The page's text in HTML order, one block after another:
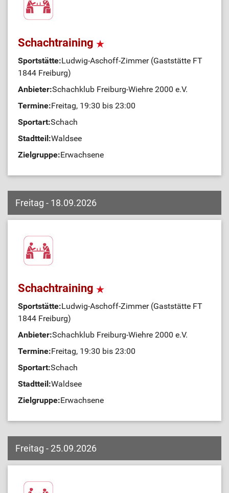
Schachtraining
Sportstätte:Ludwig-Aschoff-Zimmer (Gaststätte FT
1844 Freiburg)
Anbieter:Schachklub Freiburg-Wiehre 2000 e.V.
Termine:Freitag, 19:30 bis 23:00
Sportart:Schach
Stadtteil:Waldsee
Zielgruppe:Erwachsene
Freitag - 18.09.2026
Schachtraining
Sportstätte:Ludwig-Aschoff-Zimmer (Gaststätte FT
1844 Freiburg)
Anbieter:Schachklub Freiburg-Wiehre 2000 e.V.
Termine:Freitag, 19:30 bis 23:00
Sportart:Schach
Stadtteil:Waldsee
Zielgruppe:Erwachsene
Freitag - 25.09.2026